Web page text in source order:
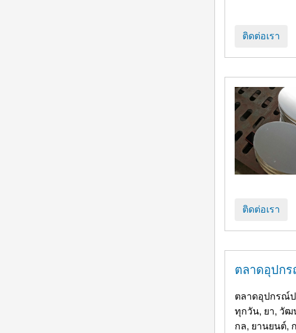
ติดต่อเรา
ติดต่อเรา
ตลาดอุปก
ตลาดอุปกรณ์ปรุงอาหารในอุดมคติ. เราทุกคนรู้ว่
ทุกวัน, ยา, วัฒ
กล, ยานยนต์,